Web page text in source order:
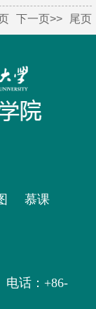
下一页>> 尾页
慕课
电话：+86-